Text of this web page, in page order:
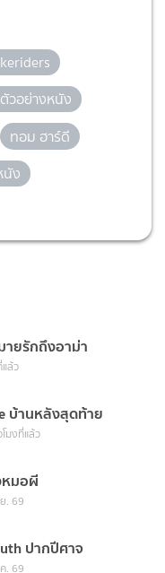
วอย่างหนัง
ทอม ฮาร์ดี
นัง
ายรักถึงอาม่า
ล้ว
บ้านหลังสุดท้าย
มงที่แล้ว
มอผี
. 69
ปากปีศาจ
. 69